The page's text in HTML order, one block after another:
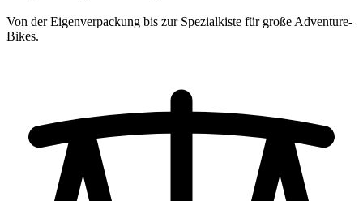
Von der Eigenverpackung bis zur Spezialkiste für große Adventure-
Bikes.